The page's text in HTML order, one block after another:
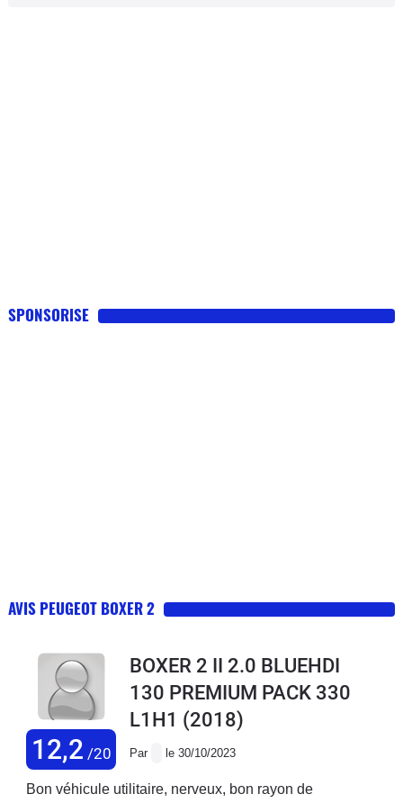
SPONSORISE
AVIS PEUGEOT BOXER 2
12,2 /20
BOXER 2 II 2.0 BLUEHDI
130 PREMIUM PACK 330
L1H1 (2018)
Par le 30/10/2023
Bon véhicule utilitaire, nerveux, bon rayon de